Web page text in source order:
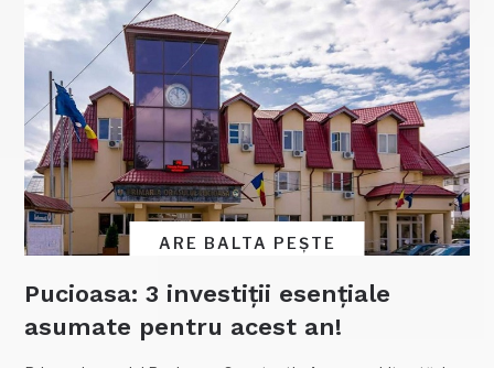
ARE BALTA PEȘTE
Pucioasa: 3 investiții esențiale
asumate pentru acest an!